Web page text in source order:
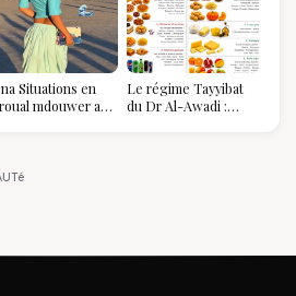
Situations en
mdouwer au
mode de l'été
Le régime Tayyibat
du Dr Al-Awadi :